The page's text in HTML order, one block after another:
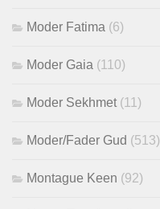
Moder Fatima (6)
Moder Gaia (110)
Moder Sekhmet (11)
Moder/Fader Gud (513)
Montague Keen (92)